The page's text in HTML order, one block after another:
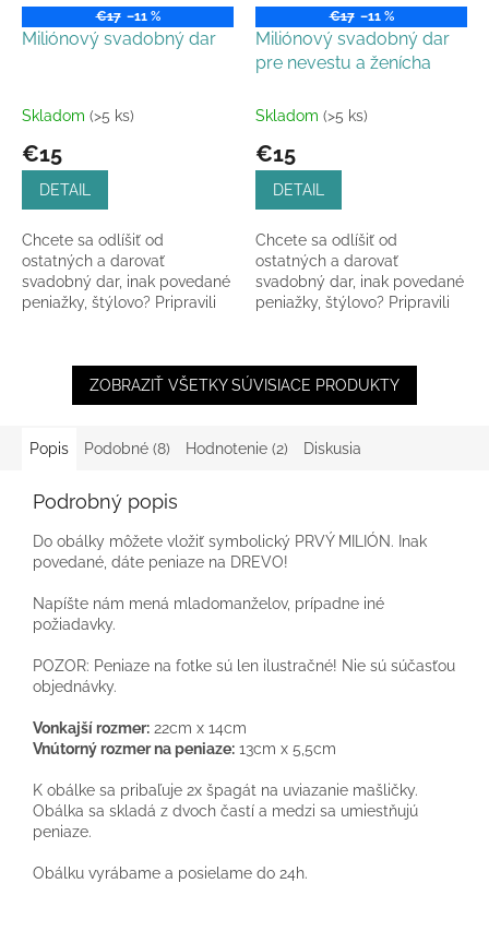
€17 –11 %
Miliónový svadobný dar
Skladom (>5 ks)
€15
DETAIL
Chcete sa odlíšiť od
ostatných a darovať
svadobný dar, inak povedané
peniažky, štýlovo? Pripravili
gravírovanou,...
€17 –11 %
Miliónový svadobný dar
pre nevestu a ženícha
Skladom (>5 ks)
€15
DETAIL
Chcete sa odlíšiť od
ostatných a darovať
svadobný dar, inak povedané
peniažky, štýlovo? Pripravili
gravírovanou,...
ZOBRAZIŤ VŠETKY SÚVISIACE PRODUKTY
Popis Podobné (8) Hodnotenie (2) Diskusia
Podrobný popis
Do obálky môžete vložiť symbolický PRVÝ MILIÓN. Inak
povedané, dáte peniaze na DREVO!
Napíšte nám mená mladomanželov, prípadne iné
požiadavky.
POZOR: Peniaze na fotke sú len ilustračné! Nie sú súčasťou
objednávky.
Vonkajší rozmer: 22cm x 14cm
Vnútorný rozmer na peniaze: 13cm x 5,5cm
K obálke sa pribaľuje 2x špagát na uviazanie mašličky.
Obálka sa skladá z dvoch častí a medzi sa umiestňujú
peniaze.
Obálku vyrábame a posielame do 24h.